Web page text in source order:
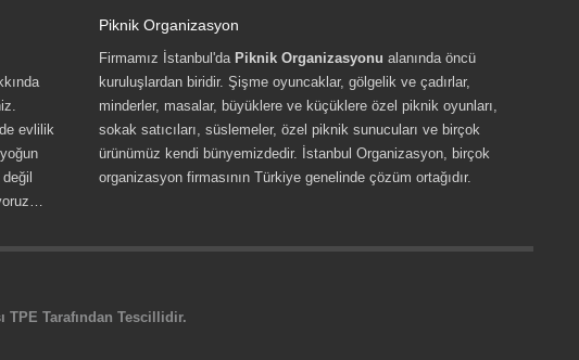
evlilik
Piknik Organizasyon
Firmamız İstanbul'da Piknik Organizasyonu alanında öncü
kuruluşlardan biridir. Şişme oyuncaklar, gölgelik ve çadırlar,
minderler, masalar, büyüklere ve küçüklere özel piknik oyunları,
sokak satıcıları, süslemeler, özel piknik sunucuları ve birçok
ürünümüz kendi bünyemizdedir. İstanbul Organizasyon, birçok
organizasyon firmasının Türkiye genelinde çözüm ortağıdır.
TPE Tarafından Tescillidir.